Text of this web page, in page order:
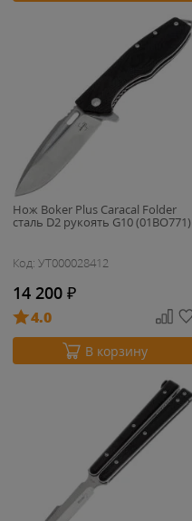
Нож Boker Plus Caracal Folder
сталь D2 рукоять G10 (01BO771)
Код: УТ000028412
14 200 ₽
4.0
В корзину